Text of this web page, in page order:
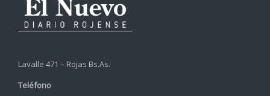
Lavalle 471 – Rojas Bs.As.
Teléfono